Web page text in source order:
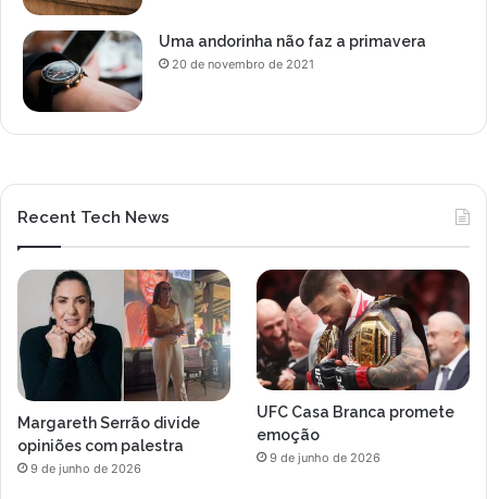
Uma andorinha não faz a primavera
20 de novembro de 2021
Recent Tech News
Margareth Serrão divide
opiniões com palestra
9 de junho de 2026
UFC Casa Branca promete
emoção
9 de junho de 2026